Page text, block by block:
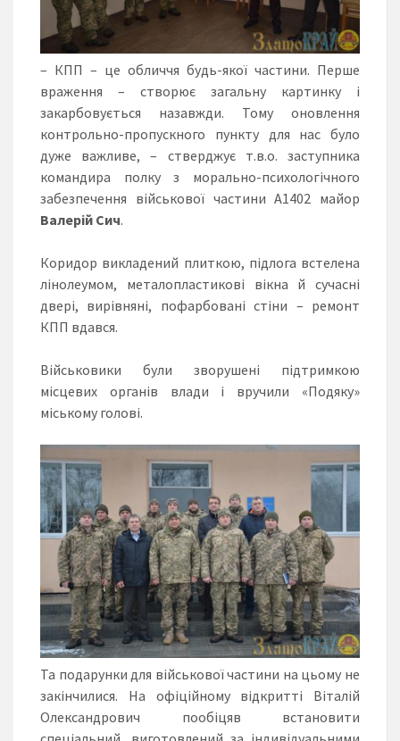
– КПП – це обличчя будь-якої частини. Перше
враження – створює загальну картинку і
закарбовується назавжди. Тому оновлення
контрольно-пропускного пункту для нас було
дуже важливе, – стверджує т.в.о. заступника
командира полку з морально-психологічного
забезпечення військової частини А1402 майор
Валерій Сич.
Коридор викладений плиткою, підлога встелена
лінолеумом, металопластикові вікна й сучасні
двері, вирівняні, пофарбовані стіни – ремонт
КПП вдався.
Військовики були зворушені підтримкою
місцевих органів влади і вручили «Подяку»
міському голові.
Та подарунки для військової частини на цьому не
закінчилися. На офіційному відкритті Віталій
Олександрович пообіцяв встановити